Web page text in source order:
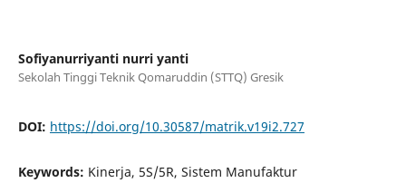
Sofiyanurriyanti nurri yanti
Sekolah Tinggi Teknik Qomaruddin (STTQ) Gresik
DOI: https://doi.org/10.30587/matrik.v19i2.727
Keywords: Kinerja, 5S/5R, Sistem Manufaktur